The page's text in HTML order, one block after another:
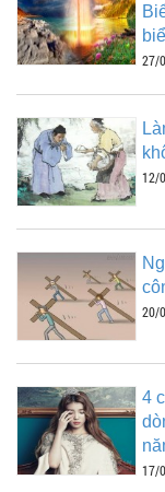
27/
12/
20/
4
17/